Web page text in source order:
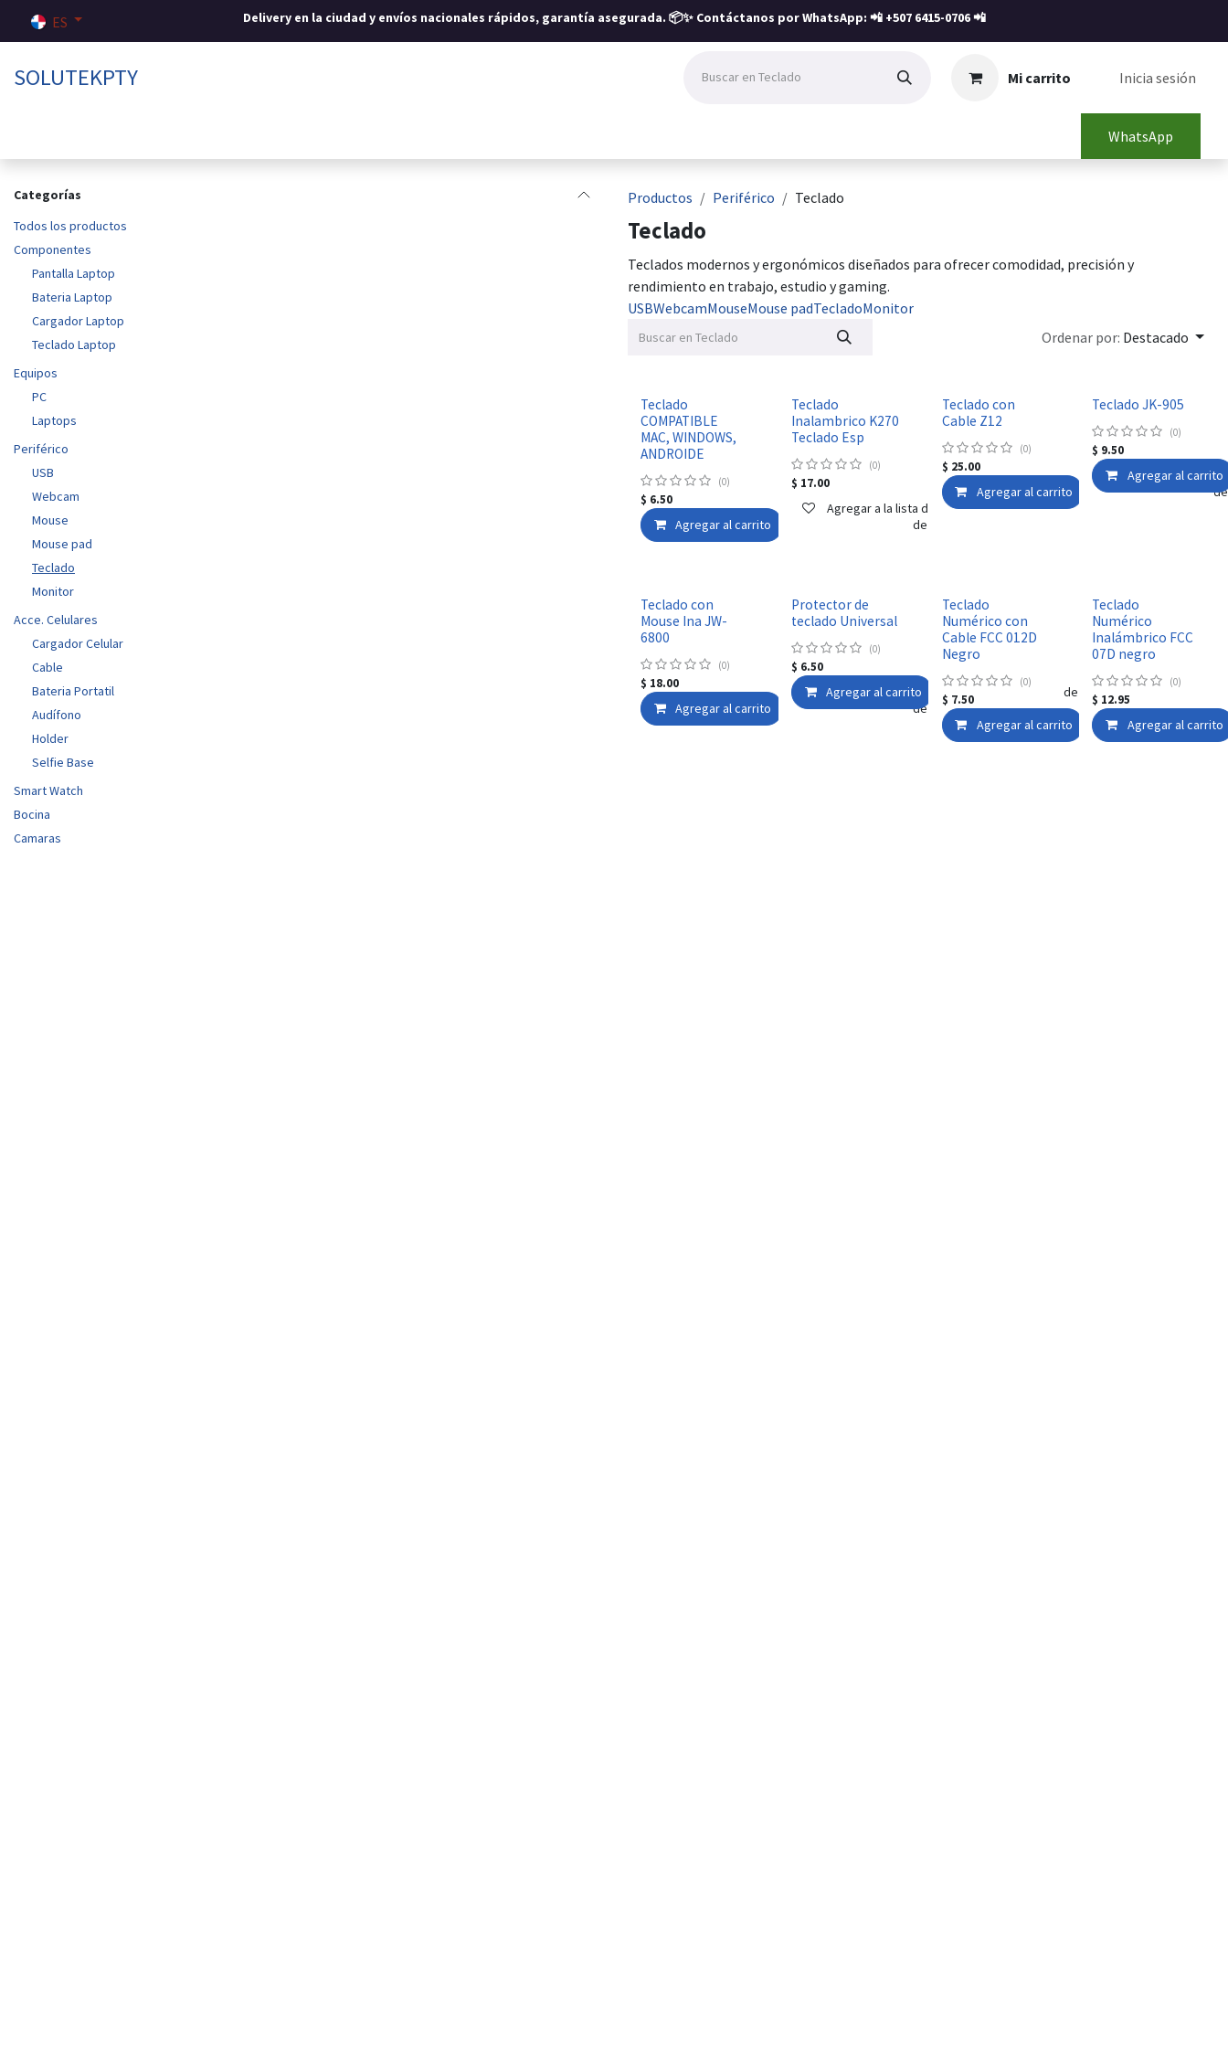
ES Delivery en la ciudad y envíos nacionales rápidos, garantía asegurada. 📦✨ Contáctanos por WhatsApp: 📲 +507 6415-0706📲
SOLUTEKPTY Mi carrito Inicia sesión
WhatsApp
Categorías
Todos los productos
Componentes
Pantalla Laptop
Bateria Laptop
Cargador Laptop
Teclado Laptop
Equipos
PC
Laptops
Periférico
USB
Webcam
Mouse
Mouse pad
Teclado
Monitor
Acce. Celulares
Cargador Celular
Cable
Bateria Portatil
Audífono
Holder
Selfie Base
Smart Watch
Bocina
Camaras
Productos Periférico Teclado
Teclado
Teclados modernos y ergonómicos diseñados para ofrecer comodidad, precisión y
rendimiento en trabajo, estudio y gaming.
USBWebcamMouseMouse padTecladoMonitor
Ordenar por: Destacado
Teclado
COMPATIBLE
MAC, WINDOWS,
ANDROIDE
(0)
$ 6.50
Agregar al carrito Agregar a la lista de deseos
Teclado
Inalambrico K270
Teclado Esp
(0)
$ 17.00
Agregar a la lista de deseos
Teclado con
Cable Z12
(0)
$ 25.00
Agregar al carrito Agregar a la lista
Teclado JK-905
(0)
$ 9.50
Agregar al carrito
Teclado con
Mouse Ina JW-
6800
(0)
$ 18.00
Agregar al carrito Agregar a la lista de deseos
Protector de
teclado Universal
(0)
$ 6.50
Agregar al carrito Agregar a la lista de deseos
Teclado
Numérico con
Cable FCC 012D
Negro
(0)
$ 7.50
Agregar al carrito Agregar a la lista
Teclado
Numérico
Inalámbrico FCC
07D negro
(0)
$ 12.95
Agregar al carrito